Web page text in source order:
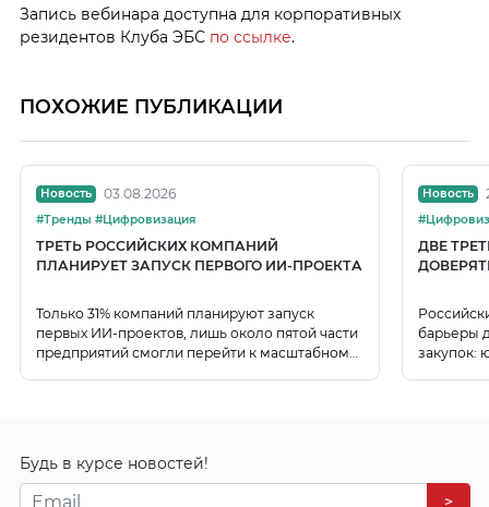
Запись вебинара доступна для корпоративных
резидентов Клуба ЭБС по ссылке.
ПОХОЖИЕ ПУБЛИКАЦИИ
Новость 03.08.2026
#Тренды #Цифровизация
ТРЕТЬ РОССИЙСКИХ КОМПАНИЙ
ПЛАНИРУЕТ ЗАПУСК ПЕРВОГО ИИ-ПРОЕКТА
Только 31% компаний планируют запуск
первых ИИ-проектов, лишь около пятой части
предприятий смогли перейти к масштабному
Новость
ДВЕ
барьеры
закупок:
Будь в курсе новостей!
>